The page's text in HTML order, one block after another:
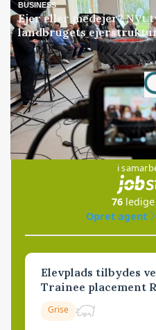
BUSINESS
Ejer eller medejer?
landbrugets
i
76
Opret agent
Elevplads tilbydes
Trainee placement
Grise